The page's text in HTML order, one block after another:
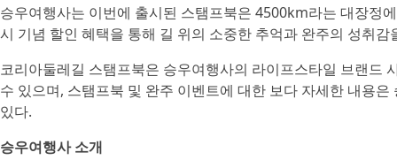
승우여행사는 이번에 출시된 스탬프북은 4500km라는 대장정
시 기념 할인 혜택을 통해 길 위의 소중한 추억과 완주의 성취
코리아둘레길 스탬프북은 승우여행사의 라이프스타일 브랜드
수 있으며, 스탬프북 및 완주 이벤트에 대한 보다 자세한 내용
있다.
승우여행사 소개